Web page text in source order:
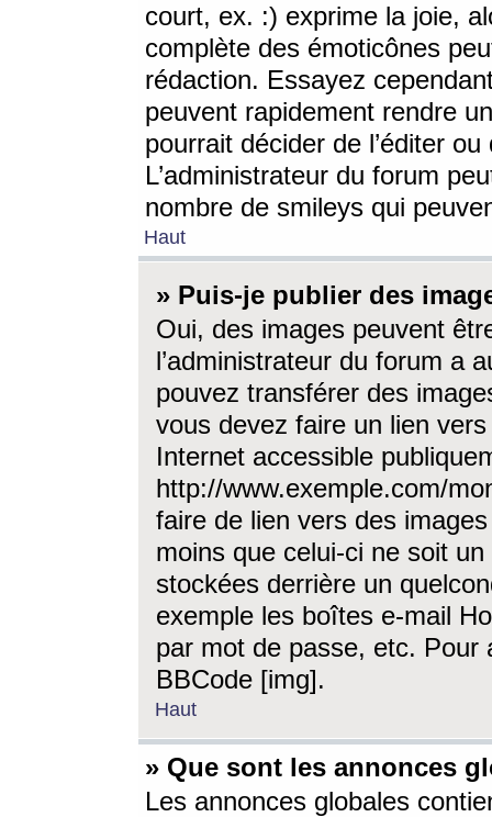
court, ex. :) exprime la joie,
complète des émoticônes
rédaction. Essayez
peuvent rapidement rendre
pourrait décider de l’éditer
L’administrateur du forum
nombre de smileys qui
Haut
» Puis-je publier des
Oui, des images peuvent
l’administrateur du forum a
pouvez transférer des
vous devez faire un lien
Internet accessible
http://www.exemple.com/
faire de lien vers des
moins que celui-ci ne soit
stockées derrière un
exemple les boîtes e-mail
par mot de passe, etc. Pour
BBCode [img].
Haut
» Que sont les annonces
Les annonces globales